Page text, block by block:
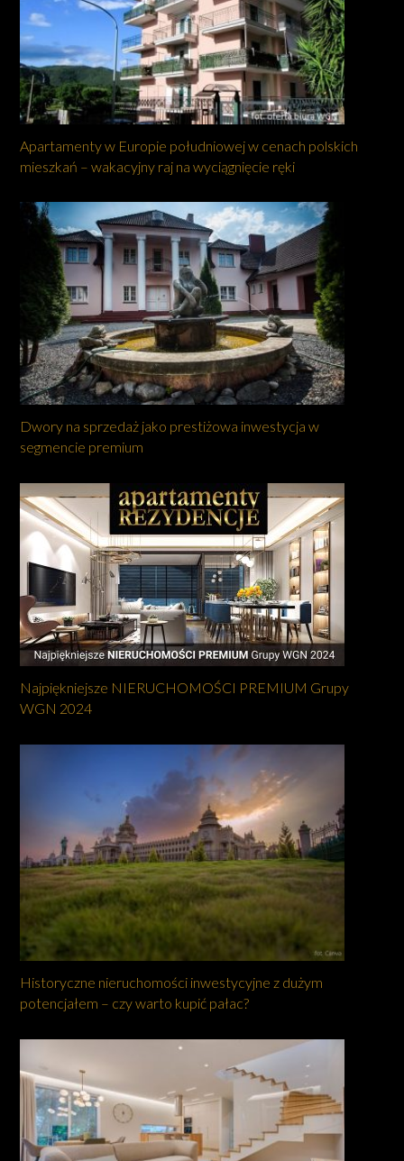
Apartamenty w Europie południowej w cenach polskich
mieszkań – wakacyjny raj na wyciągnięcie ręki
Dwory na sprzedaż jako prestiżowa inwestycja w
segmencie premium
Najpiękniejsze NIERUCHOMOŚCI PREMIUM Grupy
WGN 2024
Historyczne nieruchomości inwestycyjne z dużym
potencjałem – czy warto kupić pałac?